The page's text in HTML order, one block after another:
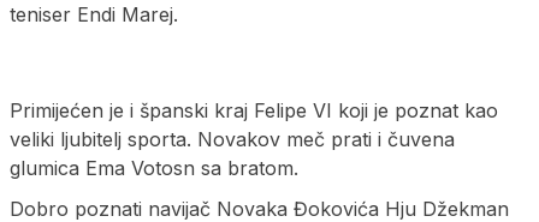
teniser Endi Marej.
Primijećen je i španski kraj Felipe VI koji je poznat kao
veliki ljubitelj sporta. Novakov meč prati i čuvena
glumica Ema Votosn sa bratom.
Dobro poznati navijač Novaka Đokovića Hju Džekman